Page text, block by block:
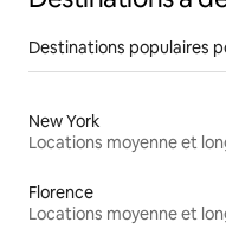
Destinations populaires
New York
Florence